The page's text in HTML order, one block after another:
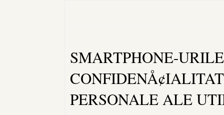
SMARTPHONE-
PERSONALE ALE